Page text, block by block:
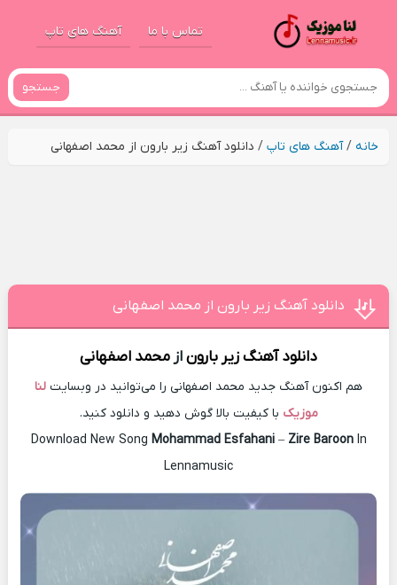
تماس با ما آهنگ های تاپ
جستجو
خانه/آهنگ های تاپ/ دانلود آهنگ زیر بارون از محمد اصفهانی
دانلود آهنگ زیر بارون از محمد اصفهانی
دانلود آهنگزیر بارونازمحمد اصفهانی
هم اکنون آهنگ جدید محمد اصفهانی را می‌توانید در وبسایت لنا
موزیک با کیفیت بالا گوش دهید و دانلود کنید.
Download New Song Mohammad Esfahani– Zire BaroonIn
Lennamusic